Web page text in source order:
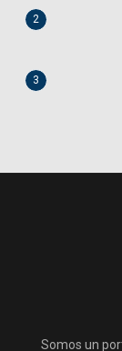
2
3
Somos un